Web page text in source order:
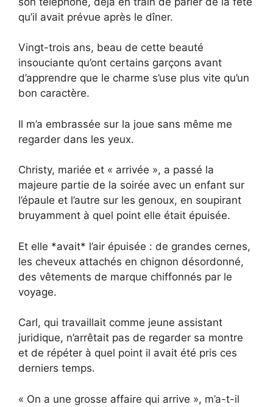
qu’il avait prévue après le dîner.
Vingt-trois ans, beau de cette beauté
insouciante qu’ont certains garçons avant
d’apprendre que le charme s’use plus vite qu’un
bon caractère.
Il m’a embrassée sur la joue sans même me
regarder dans les yeux.
Christy, mariée et « arrivée », a passé la
majeure partie de la soirée avec un enfant sur
l’épaule et l’autre sur les genoux, en soupirant
bruyamment à quel point elle était épuisée.
Et elle *avait* l’air épuisée : de grandes cernes,
les cheveux attachés en chignon désordonné,
des vêtements de marque chiffonnés par le
voyage.
Carl, qui travaillait comme jeune assistant
juridique, n’arrêtait pas de regarder sa montre
et de répéter à quel point il avait été pris ces
derniers temps.
« On a une grosse affaire qui arrive », m’a-t-il